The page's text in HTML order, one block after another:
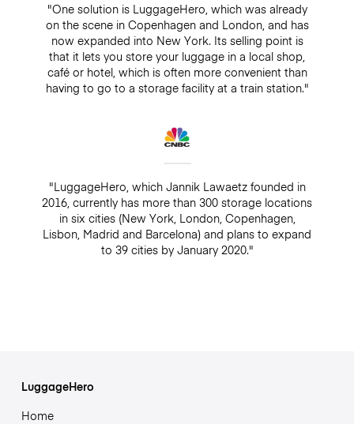
"One solution is LuggageHero, which was already
on the scene in Copenhagen and London, and has
now expanded into New York. Its selling point is
that it lets you store your luggage in a local shop,
café or hotel, which is often more convenient than
having to go to a storage facility at a train station."
"LuggageHero, which Jannik Lawaetz founded in
2016, currently has more than 300 storage locations
in six cities (New York, London, Copenhagen,
Lisbon, Madrid and Barcelona) and plans to expand
to 39 cities by January 2020."
LuggageHero
Home